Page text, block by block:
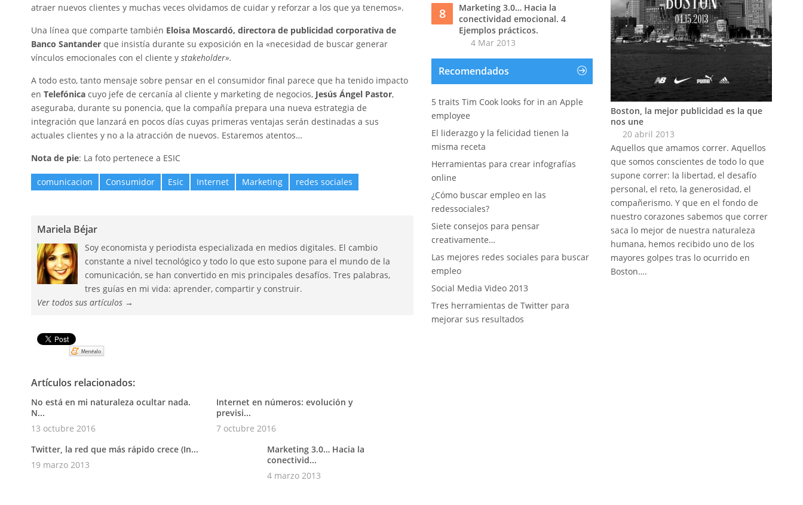
atraer nuevos clientes y muchas veces olvidamos de cuidar y reforzar a los que ya tenemos».
Una línea que comparte también Eloisa Moscardó, directora de publicidad corporativa de
Banco Santander que insistía durante su exposición en la «necesidad de buscar generar
vínculos emocionales con el cliente y stakeholder».
A todo esto, tanto mensaje sobre pensar en el consumidor final parece que ha tenido impacto
en Telefónica cuyo jefe de cercanía al cliente y marketing de negocios, Jesús Ángel Pastor,
aseguraba, durante su ponencia, que la compañía prepara una nueva estrategia de
integración que lanzará en pocos días cuyas primeras ventajas serán destinadas a sus
actuales clientes y no a la atracción de nuevos. Estaremos atentos…
Nota de pie: La foto pertenece a ESIC
comunicacion Consumidor Esic Internet Marketing redes sociales
Mariela Béjar
Soy economista y periodista especializada en medios digitales. El cambio
constante a nivel tecnológico y todo lo que esto supone para el mundo de la
comunicación, se han convertido en mis principales desafíos. Tres palabras,
tres guías en mi vida: aprender, compartir y construir.
Ver todos sus artículos →
Artículos relacionados:
No está en mi naturaleza ocultar nada.
N...
13 octubre 2016
Internet en números: evolución y
previsi...
7 octubre 2016
Twitter, la red que más rápido crece (In...
19 marzo 2013
Marketing 3.0… Hacia la
conectivid...
4 marzo 2013
8
Marketing 3.0… Hacia la
conectividad emocional. 4
Ejemplos prácticos.
4 Mar 2013
Recomendados
5 traits Tim Cook looks for in an Apple
employee
El liderazgo y la felicidad tienen la
misma receta
Herramientas para crear infografías
online
¿Cómo buscar empleo en las
redessociales?
Siete consejos para pensar
creativamente…
Las mejores redes sociales para buscar
empleo
Social Media Video 2013
Tres herramientas de Twitter para
mejorar sus resultados
Boston, la mejor publicidad es la que
nos une
20 abril 2013
Aquellos que amamos correr. Aquellos
que somos conscientes de todo lo que
supone correr: la libertad, el desafío
personal, el reto, la generosidad, el
compañerismo. Y que en el fondo de
nuestro corazones sabemos que correr
saca lo mejor de nuestra naturaleza
humana, hemos recibido uno de los
mayores golpes tras lo ocurrido en
Boston….